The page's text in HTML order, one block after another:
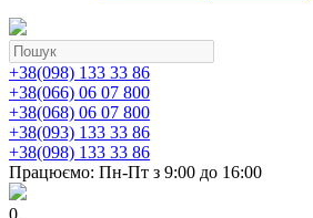
+38(098) 133 33 86
+38(066) 06 07 800
+38(068) 06 07 800
+38(093) 133 33 86
+38(098) 133 33 86
Працюємо: Пн-Пт з 9:00 до 16:00
0